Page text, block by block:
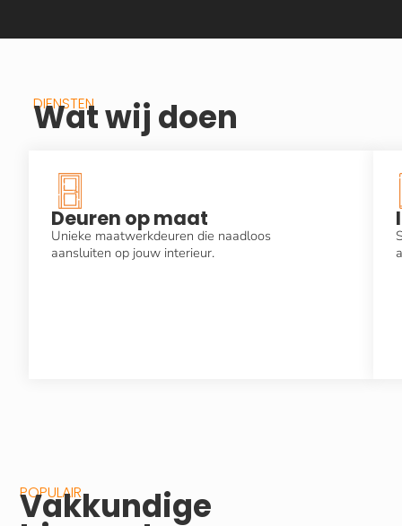
DIENSTEN
Wat wij doen
Deuren op maat
Unieke maatwerkdeuren die naadloos
aansluiten op jouw interieur.
POPULAIR
Vakkundige